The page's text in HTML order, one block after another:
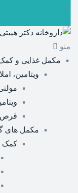
منو
مکمل غذایی و
ویتامین،
قرص
مکمل های
کمک